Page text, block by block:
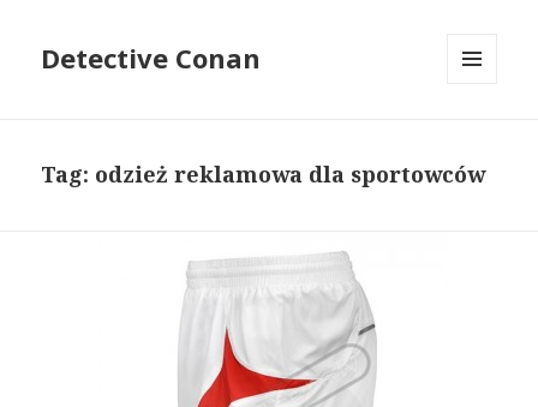
Detective Conan
Tag: odzież reklamowa dla sportowców